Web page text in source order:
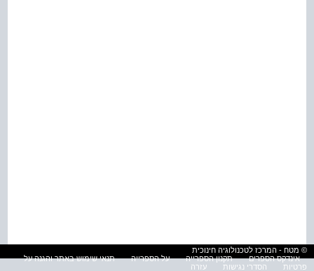
© מטח - המרכז לטכנולוגיה חינוכית
אינדקס הספרים
תקנון הספרייה על הספרייה
תנאי שימוש באתר והגנה על
פרטיות
הסדרי נגישות עזרה